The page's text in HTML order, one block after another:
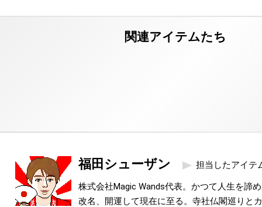
福田シューザン 担当したアイテ
株式会社Magic Wands代表。かつて人生を諦
改名、開運して現在に至る。寺社仏閣巡りと